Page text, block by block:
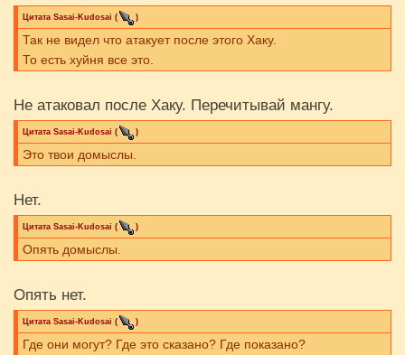
Цитата Sasai-Kudosai ( )
Так не видел что атакует после этого Хаку.
То есть хуйня все это.
Не атаковал после Хаку. Перечитывай мангу.
Цитата Sasai-Kudosai ( )
Это твои домыслы.
Нет.
Цитата Sasai-Kudosai ( )
Опять домыслы.
Опять нет.
Цитата Sasai-Kudosai ( )
Где они могут? Где это сказано? Где показано?